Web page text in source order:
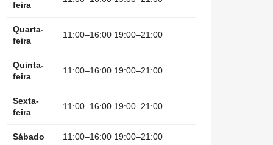
feira
Quarta-
feira
11:00–16:00 19:00–21:00
Quinta-
feira
11:00–16:00 19:00–21:00
Sexta-
feira
11:00–16:00 19:00–21:00
Sábado 11:00–16:00 19:00–21:00